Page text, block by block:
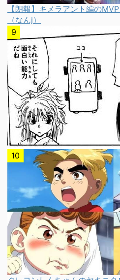
【朗報】キメラアント編の
（なんj）